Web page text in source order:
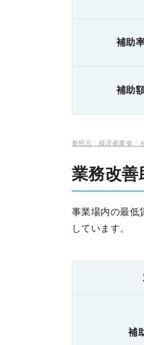
補助
補助
参照元：経済産業省「
業務改善
事業場内の最低
しています。
補